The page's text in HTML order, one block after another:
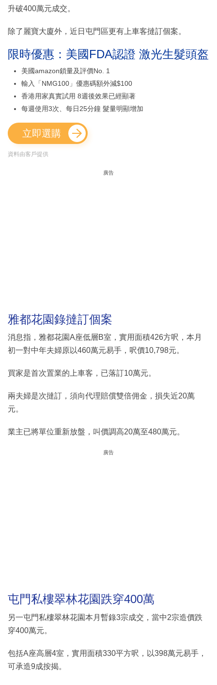
升破400萬元成交。
除了麗寶大廈外，近日屯門區更有上車客撻訂個案。
限時優惠：美國FDA認證 激光生髮頭盔
美國amazon鎖量及評價No. 1
輸入「NMG100」優惠碼額外減$100
香港用家真實試用 8週後效果已經顯著
每週使用3次、每日25分鐘 髮量明顯增加
立即選購
資料由客戶提供
廣告
雅都花園錄撻訂個案
消息指，雅都花園A座低層B室，實用面積426方呎，本月
初一對中年夫婦原以460萬元易手，呎價10,798元。
買家是首次置業的上車客，已落訂10萬元。
兩夫婦是次撻訂，須向代理賠償雙倍佣金，損失近20萬
元。
業主已將單位重新放盤，叫價調高20萬至480萬元。
廣告
屯門私樓翠林花園跌穿400萬
另一屯門私樓翠林花園本月暫錄3宗成交，當中2宗造價跌
穿400萬元。
包括A座高層4室，實用面積330平方呎，以398萬元易手，
可承造9成按揭。